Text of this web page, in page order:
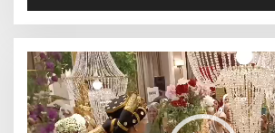
Pemutar
Video